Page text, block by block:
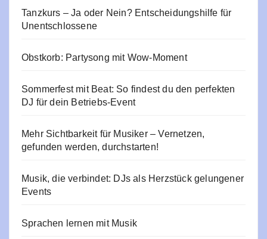
Tanzkurs – Ja oder Nein? Entscheidungshilfe für
Unentschlossene
Obstkorb: Partysong mit Wow-Moment
Sommerfest mit Beat: So findest du den perfekten
DJ für dein Betriebs-Event
Mehr Sichtbarkeit für Musiker – Vernetzen,
gefunden werden, durchstarten!
Musik, die verbindet: DJs als Herzstück gelungener
Events
Sprachen lernen mit Musik